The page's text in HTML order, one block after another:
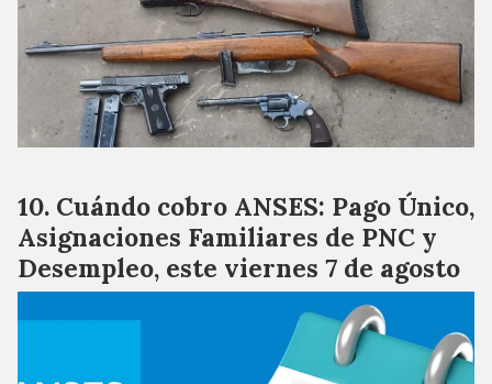
Cuándo cobro ANSES: Pago Único,
Asignaciones Familiares de PNC y
Desempleo, este viernes 7 de agosto